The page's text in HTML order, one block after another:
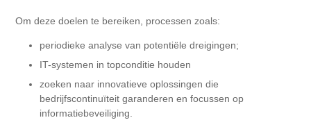
Om deze doelen te bereiken, processen zoals:
periodieke analyse van potentiële dreigingen;
IT-systemen in topconditie houden
zoeken naar innovatieve oplossingen die
bedrijfscontinuïteit garanderen en focussen op
informatiebeveiliging.